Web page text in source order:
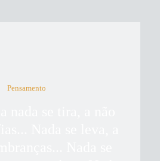
Pensamento